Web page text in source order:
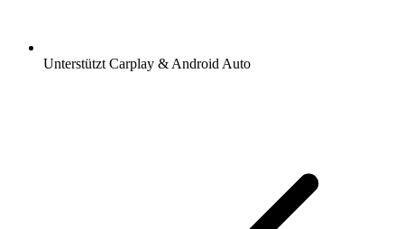
Unterstützt Carplay & Android Auto